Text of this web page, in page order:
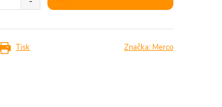
Tisk Značka: Merco